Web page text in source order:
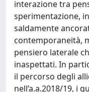
interazione tra
sperimentazione,
saldamente
contemporaneità,
pensiero laterale
inaspettati. In
il percorso degli
nell’a.a.2018/19, i